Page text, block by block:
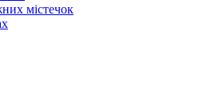
містечок